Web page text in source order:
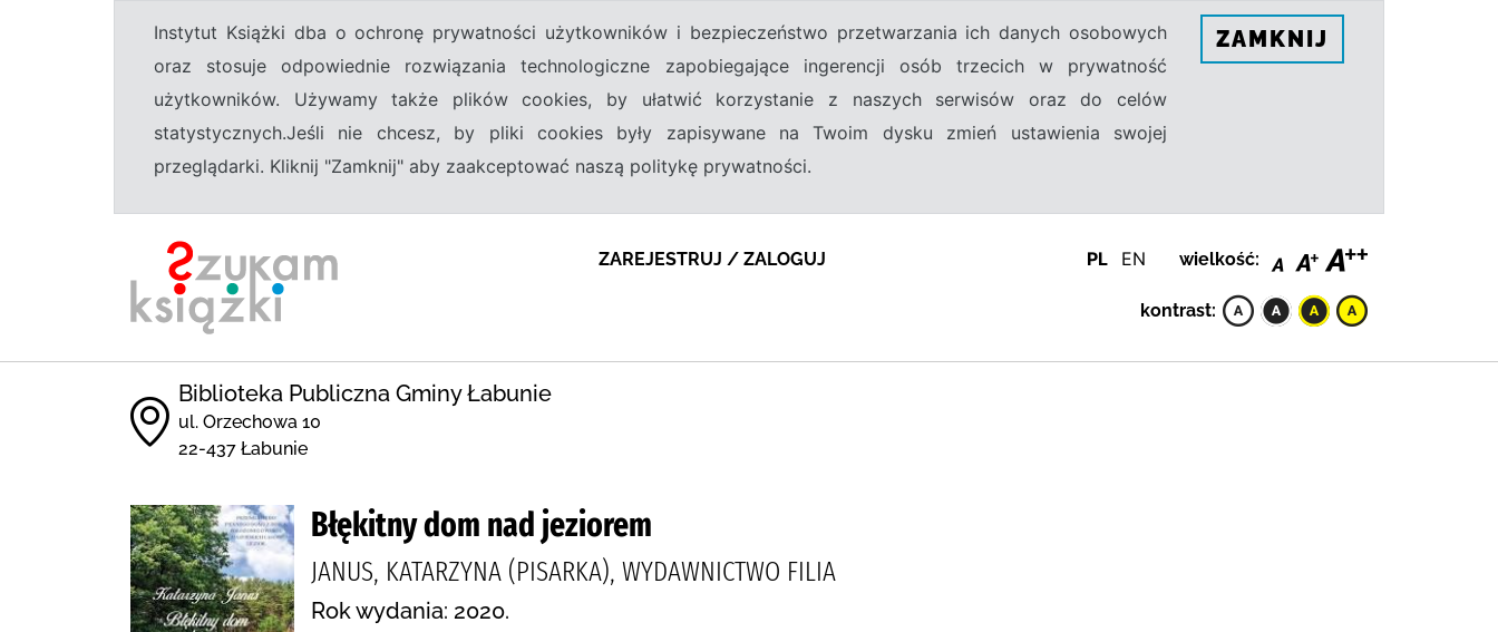
Instytut Książki dba o ochronę prywatności użytkowników i bezpieczeństwo przetwarzania ich danych osobowych
oraz stosuje odpowiednie rozwiązania technologiczne zapobiegające ingerencji osób trzecich w prywatność
użytkowników. Używamy także plików cookies, by ułatwić korzystanie z naszych serwisów oraz do celów
statystycznych.Jeśli nie chcesz, by pliki cookies były zapisywane na Twoim dysku zmień ustawienia swojej
przeglądarki. Kliknij "Zamknij" aby zaakceptować naszą politykę prywatności.
ZAMKNIJ
ZAREJESTRUJ / ZALOGUJ PL EN wielkość:
kontrast:
Biblioteka Publiczna Gminy Łabunie
ul. Orzechowa 10
22-437 Łabunie
Błękitny dom nad jeziorem
JANUS, KATARZYNA (PISARKA), WYDAWNICTWO FILIA
Rok wydania: 2020.